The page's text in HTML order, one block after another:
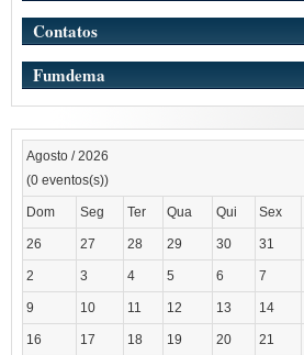
Contatos
Fumdema
Agosto / 2026
(0 eventos(s))
Dom Seg Ter Qua Qui Sex
26 27 28 29 30 31
2 3 4 5 6 7
9 10 11 12 13 14
16 17 18 19 20 21